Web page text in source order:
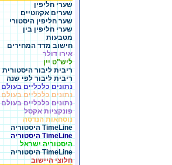
שערי חליפין
שערים אקזוטיים
שער חליפין היסטורי
שערי חליפין בין
מטבעות
חישוב מדד המחירים
אירו דולר
ליש"ט יין
ריבית ליבור היסטורית
ריבית ליבור לפי שנה
נתונים כלכליים בעולם
נתונים כלכליים בעולם
נתונים כלכליים בעולם
פונקציות אקסל
נוסחאות הנדסה
TimeLine היסטוריה
TimeLine היסטוריה
היסטוריה ישראל
TimeLine היסטוריה
חלוצי היישוב